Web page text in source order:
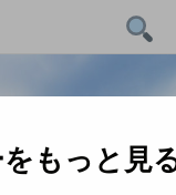
もっと見